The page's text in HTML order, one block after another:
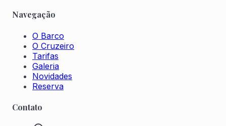
Navegação
O Barco
O Cruzeiro
Tarifas
Galeria
Novidades
Reserva
Contato